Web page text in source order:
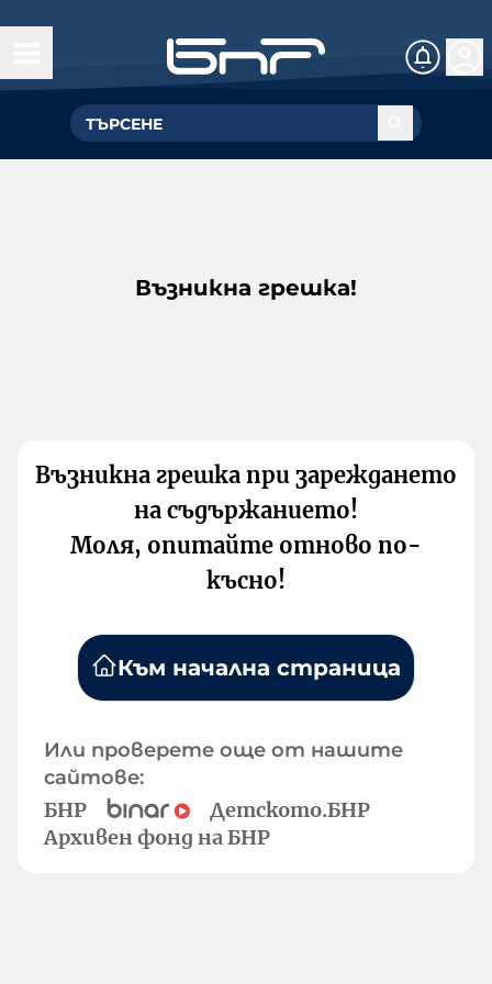
Възникна грешка!
Възникна грешка при зареждането
на съдържанието!
Моля, опитайте отново по-
късно!
Към начална страница
Или проверете още от нашите
сайтове:
БНР
Детското.БНР
Архивен фонд на БНР